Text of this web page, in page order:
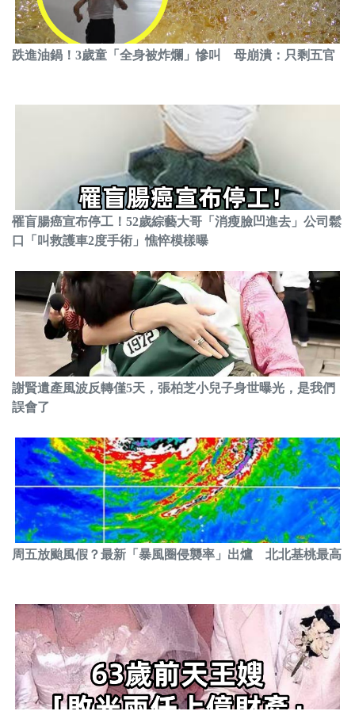
跌進油鍋！3歲童「全身被炸爛」慘叫 母崩潰：只剩五官
罹盲腸癌宣布停工！52歲綜藝大哥「消瘦臉凹進去」公司鬆
口「叫救護車2度手術」憔悴模樣曝
謝賢遺產風波反轉僅5天，張柏芝小兒子身世曝光，是我們
誤會了
周五放颱風假？最新「暴風圈侵襲率」出爐 北北基桃最高